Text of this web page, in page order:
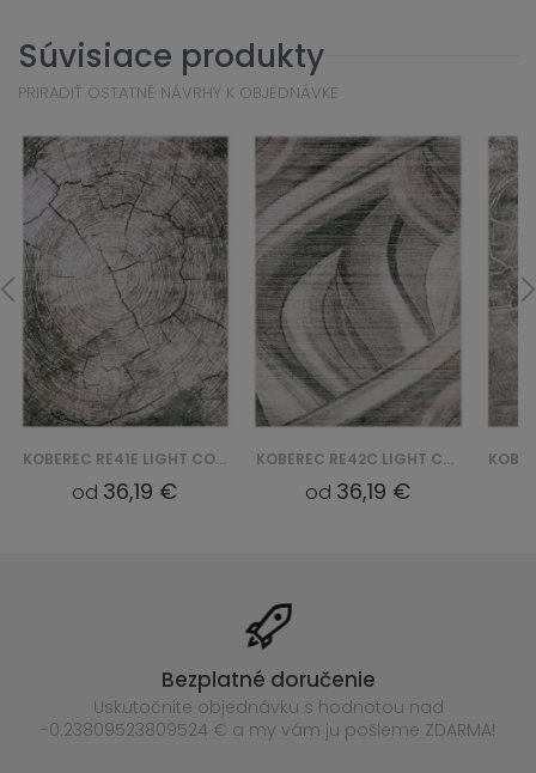
Súvisiace produkty
PRIRADIŤ OSTATNÉ NÁVRHY K OBJEDNÁVKE
KOBEREC RE41E LIGHT COMO YAT - BEŻOWY
od 36,19 €
KOBEREC RE42C LIGHT COMO YAT - BEŻOWY
od 36,19 €
Bezplatné doručenie
Uskutočnite objednávku s hodnotou nad
-0.23809523809524 € a my vám ju pošleme ZDARMA!